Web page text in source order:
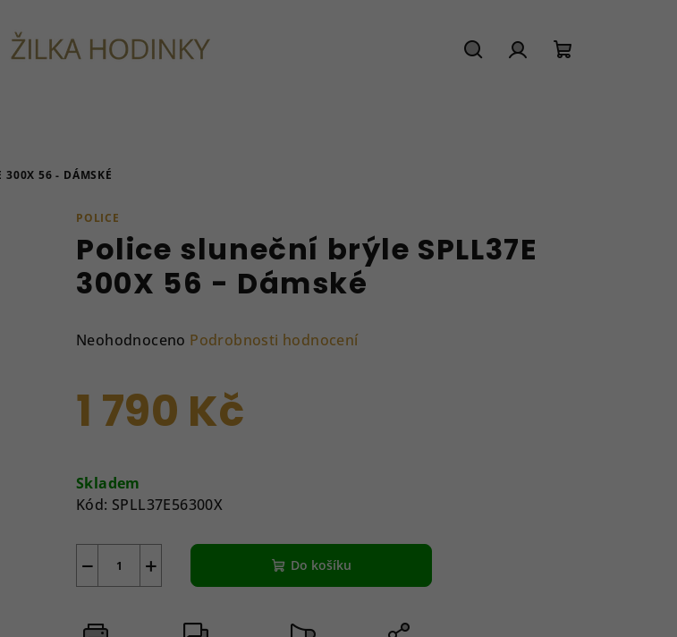
300X 56 - DÁMSKÉ
POLICE
Police sluneční brýle SPLL37E
300X 56 - Dámské
Průměrné
je
0,0
hvězdiček.
Neohodnoceno Podrobnosti hodnocení
1 790 Kč
cena:
Skladem
Kód: SPLL37E56300X
+
− Do košíku